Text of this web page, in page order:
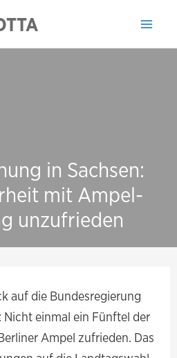
in Sachsen:
mit Ampel-
unzufrieden
auf die Bundesregierung
einmal ein Fünftel der
Ampel zufrieden. Das